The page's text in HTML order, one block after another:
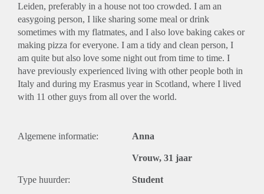
Leiden, preferably in a house not too crowded. I am an
easygoing person, I like sharing some meal or drink
sometimes with my flatmates, and I also love baking cakes or
making pizza for everyone. I am a tidy and clean person, I
am quite but also love some night out from time to time. I
have previously experienced living with other people both in
Italy and during my Erasmus year in Scotland, where I lived
with 11 other guys from all over the world.
Algemene informatie: Anna
Vrouw, 31 jaar
Type huurder: Student